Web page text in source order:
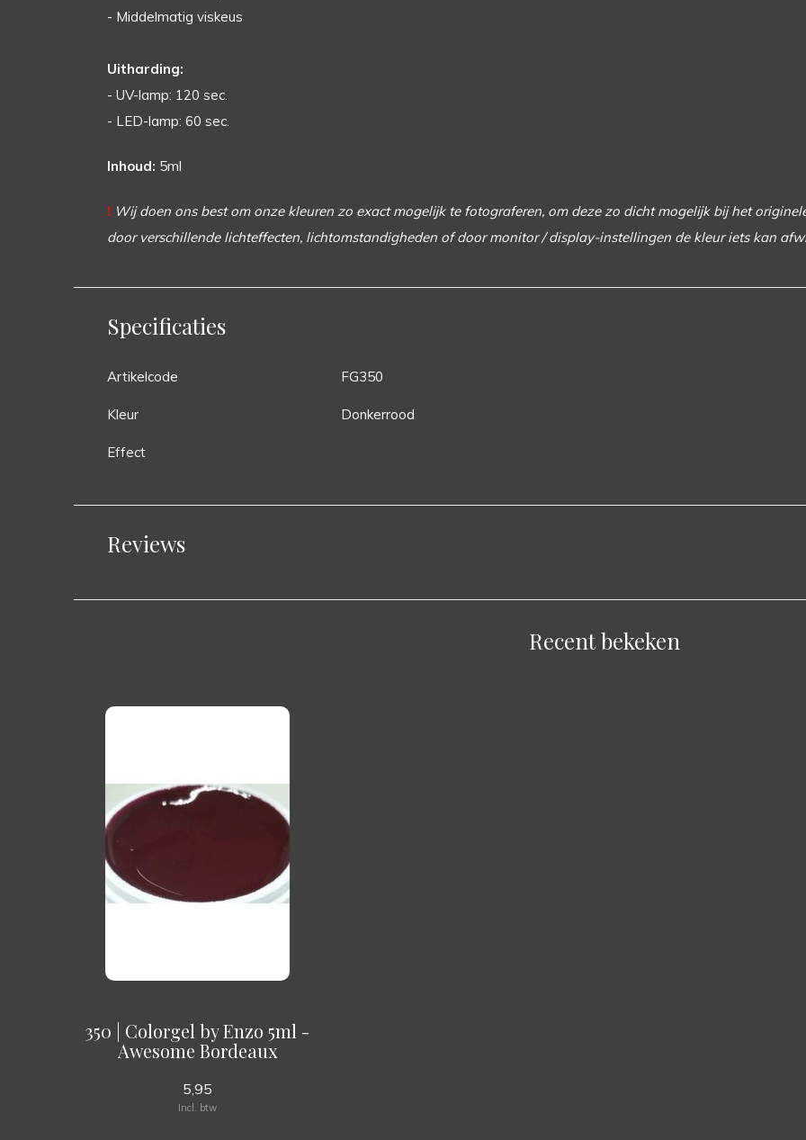
- Middelmatig viskeus
Uitharding:
- UV-lamp: 120 sec.
- LED-lamp: 60 sec.
Inhoud: 5ml
! Wij doen ons best om onze kleuren zo exact mogelijk te fotograferen, om deze zo dicht mogelijk bij het
door verschillende lichteffecten, lichtomstandigheden of door monitor / display-instellingen de kleur iets kan
Specificaties
Artikelcode FG350
Kleur Donkerrood
Effect
Reviews
Recent bekeken
350 | Colorgel by Enzo 5ml -
Awesome Bordeaux
5,95
Incl. btw